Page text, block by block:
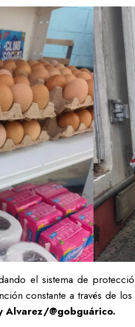
el sistema de
constante a través de
Alvarez/@gobguárico.